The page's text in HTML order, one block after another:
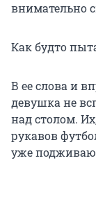
внимательно
Как будто
В ее слова и
девушка не
над столом.
рукавов
уже